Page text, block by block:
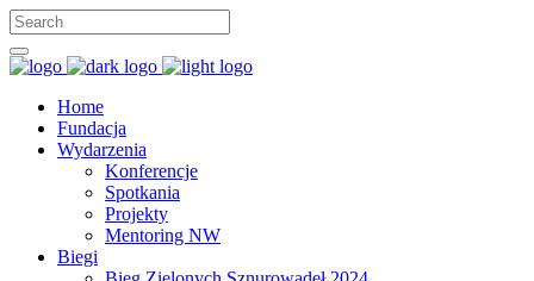
Home
Fundacja
Wydarzenia
Konferencje
Spotkania
Projekty
Mentoring NW
Biegi